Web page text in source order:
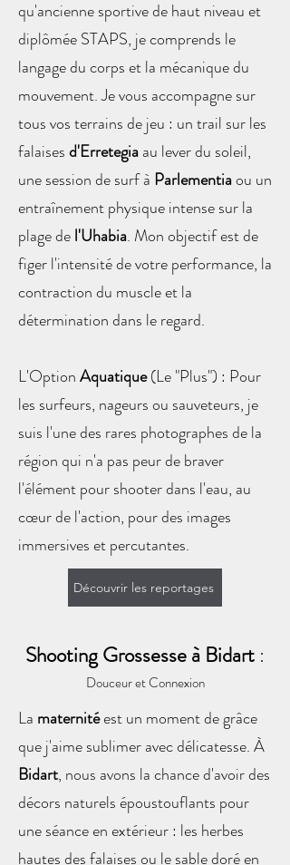
qu'ancienne sportive de haut niveau et
diplômée STAPS, je comprends le
langage du corps et la mécanique du
mouvement. Je vous accompagne sur
tous vos terrains de jeu : un trail sur les
falaisesd'Erretegiaau lever du soleil,
une session de surf à Parlementiaou un
entraînement physique intense sur la
plage del'Uhabia. Mon objectif est de
figer l'intensité de votre performance, la
contraction du muscle et la
détermination dans le regard.
L'OptionAquatique(Le "Plus") : Pour
les surfeurs, nageurs ou sauveteurs, je
suis l'une des rares photographes de la
région qui n'a pas peur de braver
l'élément pour shooter dans l'eau, au
cœur de l'action, pour des images
immersives et percutantes.
Découvrir les reportages
Shooting Grossesse à Bidart :
Douceur et Connexion
La maternitéest un moment de grâce
que j'aime sublimer avec délicatesse. À
Bidart, nous avons la chance d'avoir des
décors naturels époustouflants pour
une séance en extérieur : les herbes
hautes des falaises ou le sable doré en